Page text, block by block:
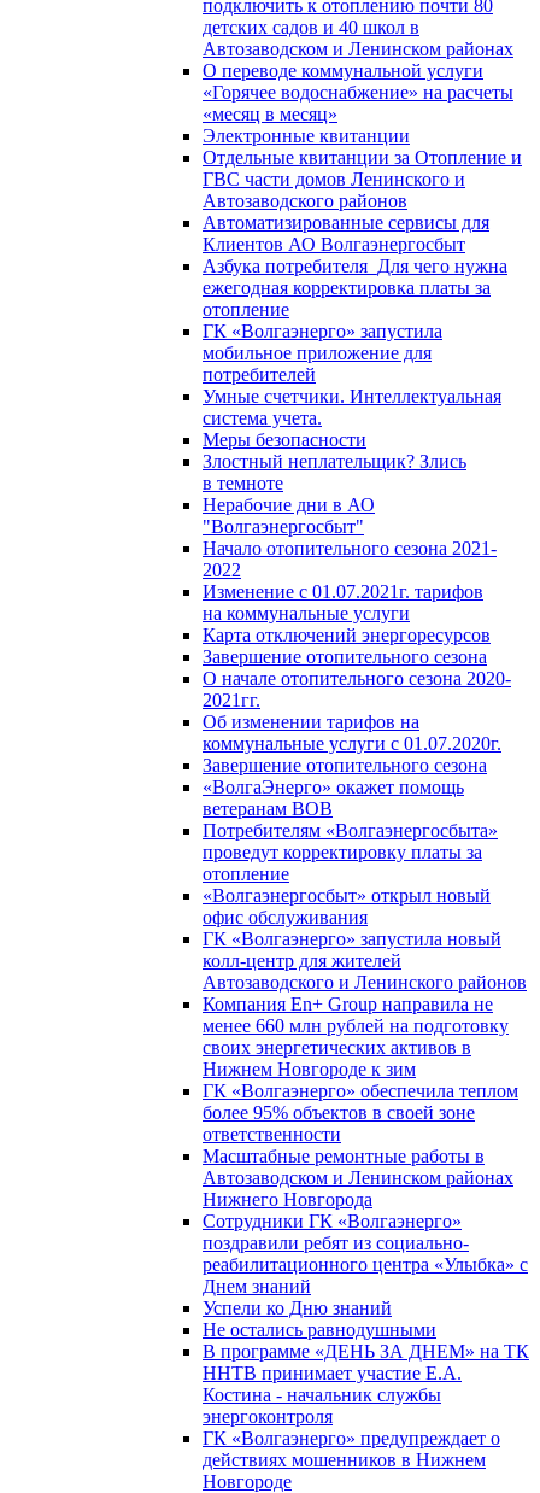
подключить к отоплению почти 80
детских садов и 40 школ в
Автозаводском и Ленинском районах
О переводе коммунальной услуги
«Горячее водоснабжение» на расчеты
«месяц в месяц»
Электронные квитанции
Отдельные квитанции за Отопление и
ГВС части домов Ленинского и
Автозаводского районов
Автоматизированные сервисы для
Клиентов АО Волгаэнергосбыт
Азбука потребителя_Для чего нужна
ежегодная корректировка платы за
отопление
ГК «Волгаэнерго» запустила
мобильное приложение для
потребителей
Умные счетчики. Интеллектуальная
система учета.
Меры безопасности
Злостный неплательщик? Злись
в темноте
Нерабочие дни в АО
"Волгаэнергосбыт"
Начало отопительного сезона 2021-
2022
Изменение с 01.07.2021г. тарифов
на коммунальные услуги
Карта отключений энергоресурсов
Завершение отопительного сезона
О начале отопительного сезона 2020-
2021гг.
Об изменении тарифов на
коммунальные услуги с 01.07.2020г.
Завершение отопительного сезона
«ВолгаЭнерго» окажет помощь
ветеранам ВОВ
Потребителям «Волгаэнергосбыта»
проведут корректировку платы за
отопление
«Волгаэнергосбыт» открыл новый
офис обслуживания
ГК «Волгаэнерго» запустила новый
колл-центр для жителей
Автозаводского и Ленинского районов
Компания En+ Group направила не
менее 660 млн рублей на подготовку
своих энергетических активов в
Нижнем Новгороде к зим
ГК «Волгаэнерго» обеспечила теплом
более 95% объектов в своей зоне
ответственности
Масштабные ремонтные работы в
Автозаводском и Ленинском районах
Нижнего Новгорода
Сотрудники ГК «Волгаэнерго»
поздравили ребят из социально-
реабилитационного центра «Улыбка» с
Днем знаний
Успели ко Дню знаний
Не остались равнодушными
В программе «ДЕНЬ ЗА ДНЕМ» на ТК
ННТВ принимает участие Е.А.
Костина - начальник службы
энергоконтроля
ГК «Волгаэнерго» предупреждает о
действиях мошенников в Нижнем
Новгороде